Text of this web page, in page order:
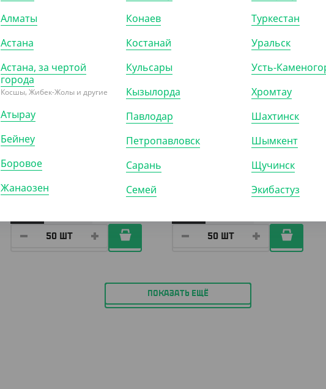
1 260
Контейнер круглый 500 мл, d
1 110
Контейнер круглый 350 мл, d
ПОКАЗАТЬ ЕЩЁ
Алматы
Астана
Астана, за чертой
города
Косшы, Жибек-Жолы и другие
Атырау
Бейнеу
Боровое
Жанаозен
Конаев
Костанай
Кульсары
Кызылорда
Павлодар
Петропавловск
Сарань
Семей
Туркестан
Уральск
Усть-
Хромтау
Шахтинск
Шымкент
Щучинск
Экибастуз